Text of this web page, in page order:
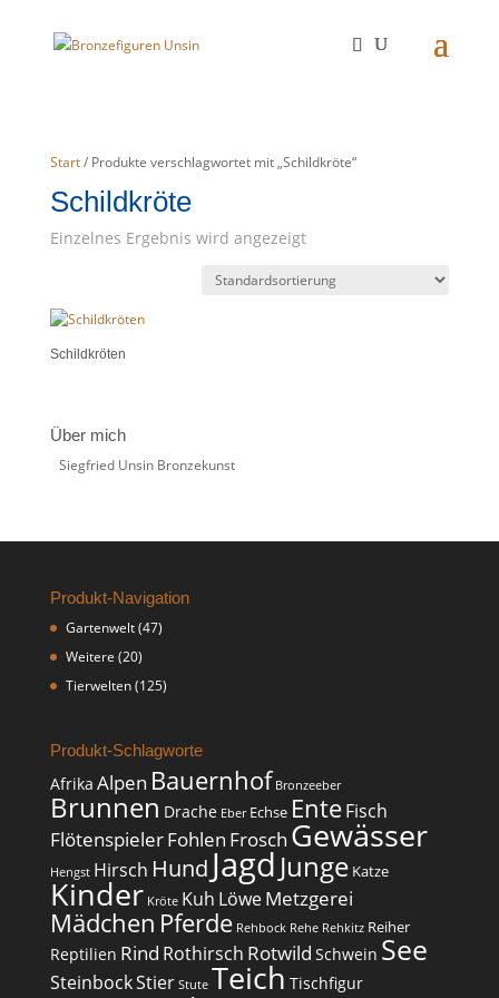
Start/ Produkte verschlagwortet mit „Schildkröte“
Schildkröte
Einzelnes Ergebnis wird angezeigt
Schildkröten
Über mich
Siegfried Unsin Bronzekunst
Produkt-Navigation
Gartenwelt(47)
Weitere (20)
Tierwelten(125)
Produkt-Schlagworte
Afrika Alpen Bauernhof Bronzeeber
Brunnen Drache Eber Echse EnteFisch
FlötenspielerFohlen Frosch Gewässer
Hengst Hirsch Hund Jagd Junge Katze
Kinder Kröte Kuh LöweMetzgerei
Mädchen Pferde Rehbock Rehe Rehkitz Reiher
Reptilien Rind Rothirsch Rotwild Schwein See
SteinbockStier Stute Teich Tischfigur